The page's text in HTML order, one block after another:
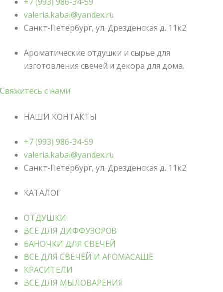
valeria.kabai@yandex.ru
Санкт-Петербург, ул. Дрезденская д. 11к2
Ароматические отдушки и сырье для
изготовления свечей и декора для дома.
Свяжитесь с нами
НАШИ КОНТАКТЫ
+7 (993) 986-34-59
valeria.kabai@yandex.ru
Санкт-Петербург, ул. Дрезденская д. 11к2
КАТАЛОГ
ОТДУШКИ
ВСЕ ДЛЯ ДИФФУЗОРОВ
БАНОЧКИ ДЛЯ СВЕЧЕЙ
ВСЕ ДЛЯ СВЕЧЕЙ И АРОМАСАШЕ
КРАСИТЕЛИ
ВСЕ ДЛЯ МЫЛОВАРЕНИЯ